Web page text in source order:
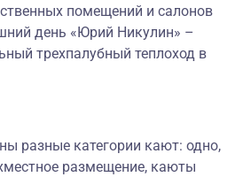
помещений и салонов
день «Юрий Никулин» –
трехпалубный теплоход в
разные категории кают: одно,
размещение, каюты